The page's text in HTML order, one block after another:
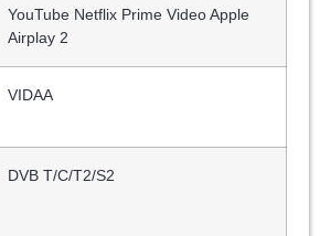
YouTube Netflix Prime Video Apple
Airplay 2
VIDAA
DVB T/C/T2/S2